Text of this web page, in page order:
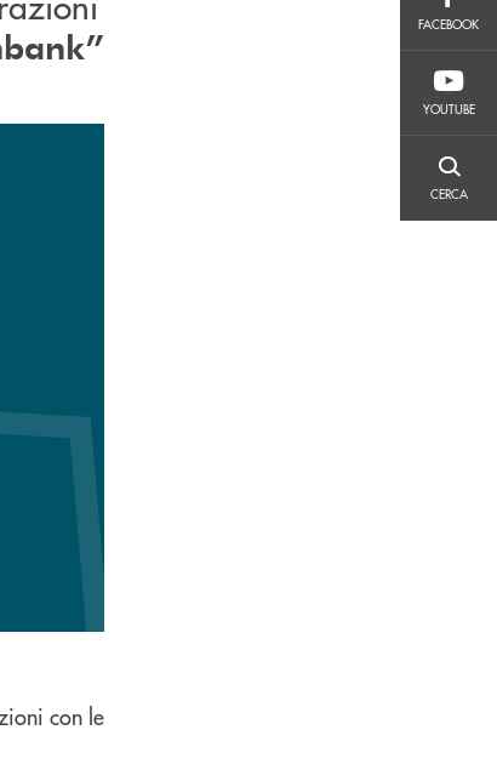
FACEBOOK
YOUTUBE
CERCA
con le